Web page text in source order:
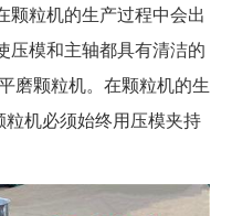
颗粒机的生产过程中会出
压模和主轴都具有清洁的
磨颗粒机。在颗粒机的生
机必须始终用压模夹持